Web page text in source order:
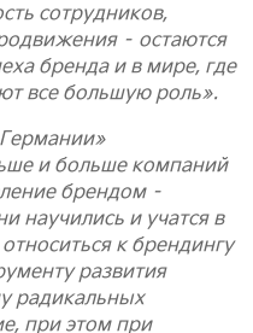
сотрудников,
– остаются
бренда и в мире, где
все большую роль».
и больше компаний
брендом –
научились и учатся в
к брендингу
развития
радикальных
при этом при